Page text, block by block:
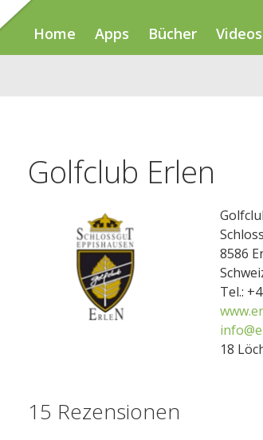
Home Apps Bücher Videos
Golfclub Erlen
8586
Tel.:
18
15 Rezensionen